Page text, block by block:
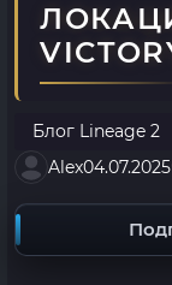
Блог Lineage 2
Alex04.07.2025